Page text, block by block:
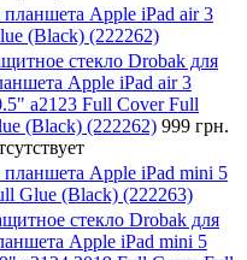
Apple iPad air 3
(Black) (222262)
стекло Drobak для
Apple iPad air 3
a2123 Full Cover Full
(Black) (222262) 999 грн.
Apple iPad mini 5
Glue (Black) (222263)
стекло Drobak для
Apple iPad mini 5